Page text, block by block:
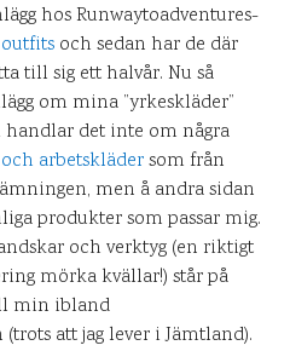
hos Runwaytoadventures-
och sedan har de där
till sig ett halvår. Nu så
om mina ”yrkeskläder”
handlar det inte om några
arbetsklädersom från
men å andra sidan
produkter som passar mig.
och verktyg (en riktigt
mörka kvällar!) står på
min ibland
att jag lever i Jämtland).